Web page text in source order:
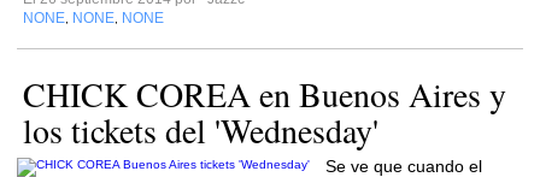
NONE NONE NONE
CHICK COREA en Buenos Aires y
los tickets del 'Wednesday'
Se ve que cuando el